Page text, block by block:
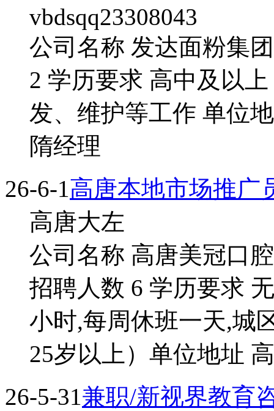
vbdsqq23308043
公司名称 发达面粉集
2 学历要求 高中及以
发、维护等工作 单位
隋经理
26-6-1高唐本地市场推广
高唐大左
公司名称 高唐美冠口
招聘人数 6 学历要求
小时,每周休班一天,城
25岁以上）单位地址
26-5-31兼职/新视界教育